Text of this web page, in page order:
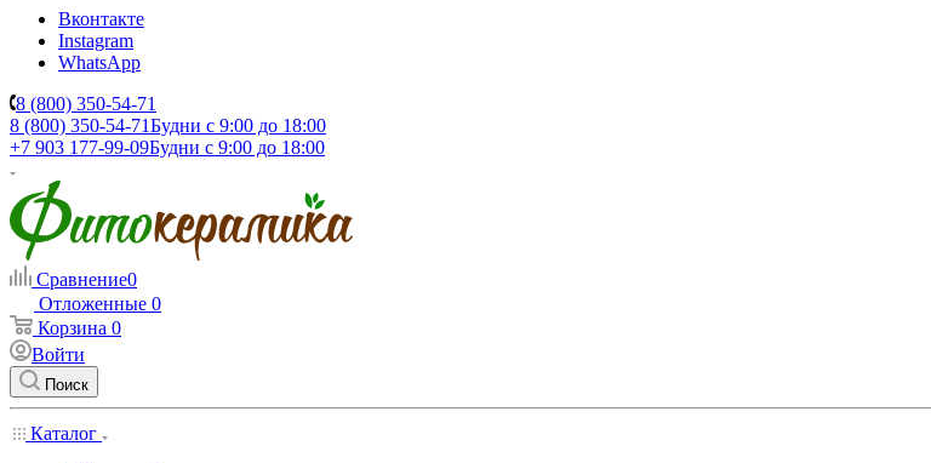
Вконтакте
Instagram
WhatsApp
8 (800) 350-54-71
8 (800) 350-54-71Будни с 9:00 до 18:00
+7 903 177-99-09Будни с 9:00 до 18:00
Сравнение0
Отложенные 0
Корзина 0
Войти
Поиск
Каталог